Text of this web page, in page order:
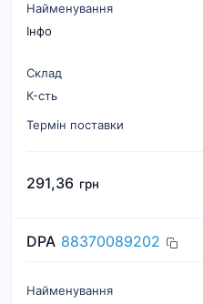
Найменування
Інфо
Склад
К-cть
Термін поставки
291,36 грн
DPA 88370089202
Найменування